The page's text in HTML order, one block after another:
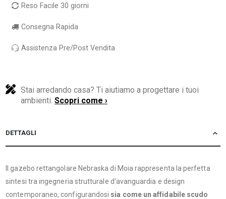
Reso Facile 30 giorni
Consegna Rapida
Assistenza Pre/Post Vendita
Stai arredando casa? Ti aiutiamo a progettare i tuoi
ambienti.Scopri come ›
DETTAGLI
Il gazebo rettangolare Nebraska di Moia rappresenta la perfetta
sintesi tra ingegneria strutturale d'avanguardia e design
contemporaneo, configurandosi sia come un affidabile scudo